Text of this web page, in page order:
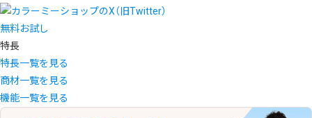
無料お試し
特長
特長一覧を見る
商材一覧を見る
機能一覧を見る